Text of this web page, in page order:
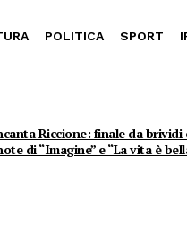
POLITICA SPORT
Riccione: finale da brividi
di “Imagine” e “La vita è